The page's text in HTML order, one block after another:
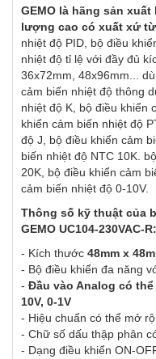
GEMO là hãng sản
lượng cao có xuất xứ từ
nhiệt độ PID, bộ điều
nhiệt độ tỉ lệ với đầy đủ
36x72mm, 48x96mm...
cảm biến nhiệt độ thông
nhiệt độ K, bộ điều khiển
khiển cảm biến nhiệt độ
độ J, bộ điều khiển cảm
biến nhiệt độ NTC 10K.
20K, bộ điều khiển cảm
cảm biến nhiệt độ 0-10V.
Thông số kỹ thuật của
GEMO UC104-230VAC-R:
- Kích thước 48mm x
- Bộ điều khiển đa năng
- Đầu vào Analog có thể
10V, 0-1V
- Hiệu chuẩn có thể mở
- Chữ số dấu thập phân
- Dạng điều khiển ON-